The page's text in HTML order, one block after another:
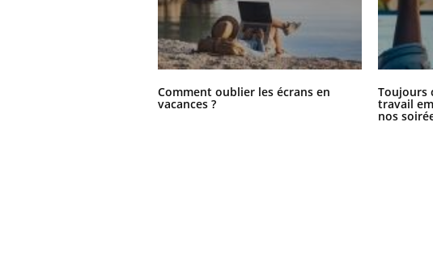
Comment oublier les écrans en
vacances ?
Toujours
travail
nos